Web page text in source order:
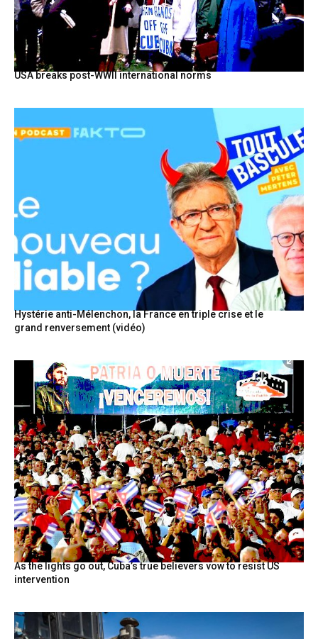
USA breaks post-WWII international norms
Hystérie anti-Mélenchon, la France en triple crise et le
grand renversement (vidéo)
As the lights go out, Cuba’s true believers vow to resist US
intervention